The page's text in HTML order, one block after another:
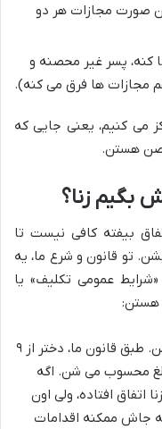
صورت مجازات هر دو
کنه، پسر غیر محصنه و
مجازات ها فرق می کنه).
می کنیم، یعنی جایی که
هستن.
بگیم زنا؟
بیفته کافی نیست تا
تو قانون و شرع ما، یه
عمومی تکلیف» یا
هستن:
هم مرد و هم زن باید بالغ باشن. طبق قانون ما، دختر از ۹
سال قمری بالغ محسوب می شن. اگه
اتفاق افتاده، ولی اون
جاش ممکنه اقدامات